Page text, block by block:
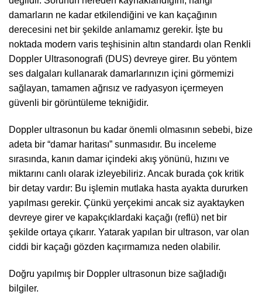
damarların ne kadar etkilendiğini ve kan kaçağının
derecesini net bir şekilde anlamamız gerekir. İşte bu
noktada modern varis teşhisinin altın standardı olan Renkli
Doppler Ultrasonografi (DUS) devreye girer. Bu yöntem
ses dalgaları kullanarak damarlarınızın içini görmemizi
sağlayan, tamamen ağrısız ve radyasyon içermeyen
güvenli bir görüntüleme tekniğidir.
Doppler ultrasonun bu kadar önemli olmasının sebebi, bize
adeta bir “damar haritası” sunmasıdır. Bu inceleme
sırasında, kanın damar içindeki akış yönünü, hızını ve
miktarını canlı olarak izleyebiliriz. Ancak burada çok kritik
bir detay vardır: Bu işlemin mutlaka hasta ayakta dururken
yapılması gerekir. Çünkü yerçekimi ancak siz ayaktayken
devreye girer ve kapakçıklardaki kaçağı (reflü) net bir
şekilde ortaya çıkarır. Yatarak yapılan bir ultrason, var olan
ciddi bir kaçağı gözden kaçırmamıza neden olabilir.
Doğru yapılmış bir Doppler ultrasonun bize sağladığı
bilgiler.